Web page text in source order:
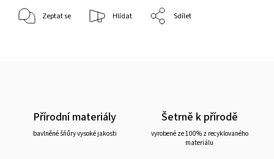
Zeptat se Hlídat Sdílet
Přírodní materiály
bavlněné šňůry vysoké jakosti
Šetrně k přírodě
vyrobené ze 100% z recyklovaného
materiálu